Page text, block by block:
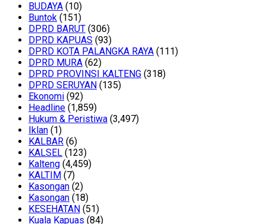
BUDAYA (10)
Buntok (151)
DPRD BARUT (306)
DPRD KAPUAS (93)
DPRD KOTA PALANGKA RAYA (111)
DPRD MURA (62)
DPRD PROVINSI KALTENG (318)
DPRD SERUYAN (135)
Ekonomi (92)
Headline (1,859)
Hukum & Peristiwa (3,497)
Iklan (1)
KALBAR (6)
KALSEL (123)
Kalteng (4,459)
KALTIM (7)
Kasongan (2)
Kasongan (18)
KESEHATAN (51)
Kuala Kapuas (84)